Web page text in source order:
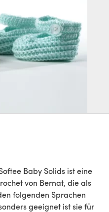
Baby Solids ist eine
von Bernat, die als
folgenden Sprachen
geeignet ist sie für